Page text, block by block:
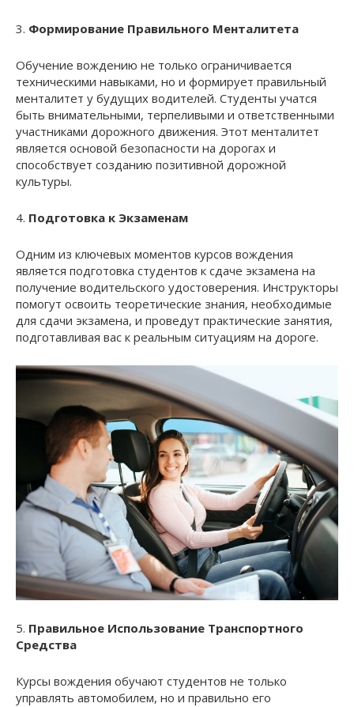
3. Формирование Правильного Менталитета
Обучение вождению не только ограничивается
техническими навыками, но и формирует правильный
менталитет у будущих водителей. Студенты учатся
быть внимательными, терпеливыми и ответственными
участниками дорожного движения. Этот менталитет
является основой безопасности на дорогах и
способствует созданию позитивной дорожной
культуры.
4. Подготовка к Экзаменам
Одним из ключевых моментов курсов вождения
является подготовка студентов к сдаче экзамена на
получение водительского удостоверения. Инструкторы
помогут освоить теоретические знания, необходимые
для сдачи экзамена, и проведут практические занятия,
подготавливая вас к реальным ситуациям на дороге.
5. Правильное Использование Транспортного
Средства
Курсы вождения обучают студентов не только
управлять автомобилем, но и правильно его